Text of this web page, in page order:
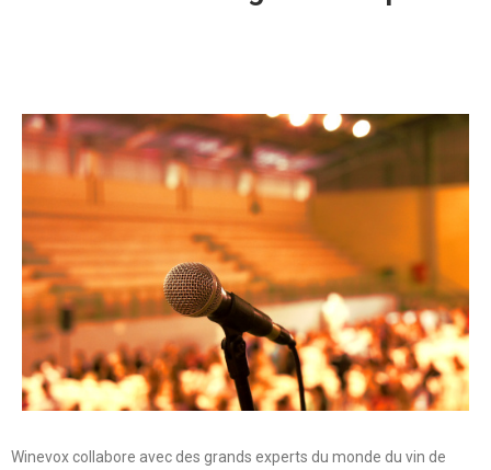
Winevox collabore avec des grands experts du monde du vin de